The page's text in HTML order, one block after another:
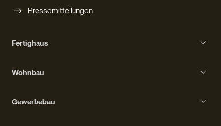
Pressemitteilungen
Fertighaus
Kompakthaus
Wohnbau
Gewerbebau